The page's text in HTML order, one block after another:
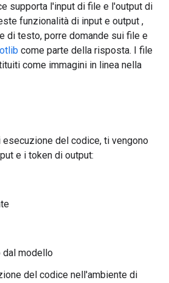
supporta l'input di file e l'output di
funzionalità di input e output ,
di testo, porre domande sui file e
come parte della risposta. I file
come immagini in linea nella
del codice, ti vengono
e i token di output:
dal modello
del codice nell'ambiente di